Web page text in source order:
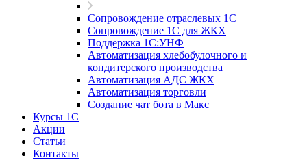
Сопровождение отраслевых 1С
Сопровождение 1С для ЖКХ
Поддержка 1С:УНФ
Автоматизация хлебобулочного и
кондитерского производства
Автоматизация АДС ЖКХ
Автоматизация торговли
Создание чат бота в Макс
Курсы 1С
Акции
Статьи
Контакты